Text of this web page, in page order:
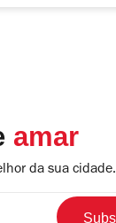
amar
da sua cidade.